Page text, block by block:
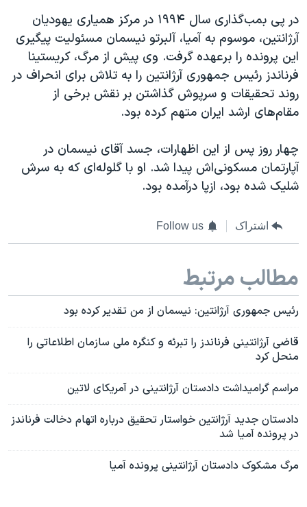
همایش محافظه‌کاران آمریکا «سی‌پک»
صفحه‌های ویژه
سفر پرزیدنت ترامپ به چین
در پی بمب‌گذاری سال ۱۹۹۴ در مرکز همیاری یهودیان
آرژانتین، موسوم به آمیا، آلبرتو نیسمان مسئولیت پیگیری
این پرونده را برعهده گرفت. وی پیش از مرگ، کريستينا
فرناندز رئيس جمهوری آرژانتين را به تلاش برای انحراف در
روند تحقيقات و سرپوش گذاشتن بر نقش برخی از
مقام‌های ارشد ایران متهم کرده بود.
چهار روز پس از این اظهارات، جسد آقای نيسمان در
آپارتمان مسکونی‌اش پيدا شد. او با گلوله‌ای که به سرش
شليک شده بود، ازپا درآمده بود.
اشتراک Follow us
مطالب مرتبط
رئیس جمهوری آرژانتین: نیسمان از من تقدیر کرده بود
قاضی آرژانتینی فرناندز را تبرئه و کنگره ملی سازمان اطلاعاتی را
منحل کرد
مراسم گرامیداشت دادستان آرژانتینی در آمریکای لاتین
دادستان جدید آرژانتین خواستار تحقيق درباره اتهام دخالت فرناندز
در پرونده آمیا شد
مرگ مشکوک دادستان آرژانتینی پرونده آمیا